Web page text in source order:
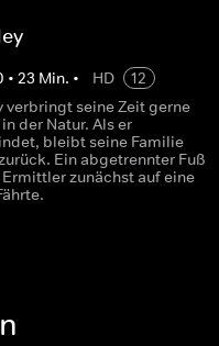
•23 Min. • HD
12
verbringt seine Zeit gerne
der Natur. Als er
bleibt seine Familie
Ein abgetrennter Fuß
zunächst auf eine